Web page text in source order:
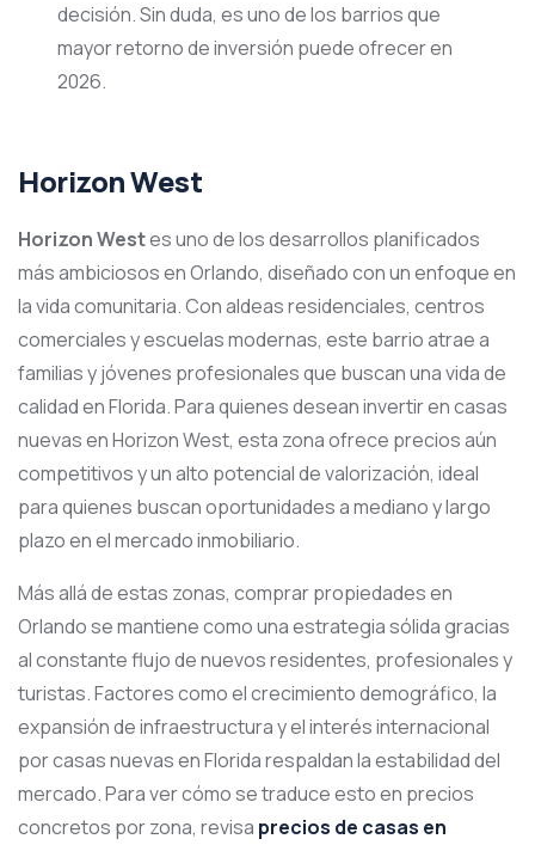
decisión. Sin duda, es uno de los barrios que
mayor retorno de inversión puede ofrecer en
2026.
Horizon West
Horizon Westes uno de los desarrollos planificados
más ambiciosos en Orlando, diseñado con un enfoque en
la vida comunitaria. Con aldeas residenciales, centros
comerciales y escuelas modernas, este barrio atrae a
familias y jóvenes profesionales que buscan una vida de
calidad en Florida. Para quienes desean invertir en casas
nuevas en Horizon West, esta zona ofrece precios aún
competitivos y un alto potencial de valorización, ideal
para quienes buscan oportunidades a mediano y largo
plazo en el mercado inmobiliario.
Más allá de estas zonas, comprar propiedades en
Orlando se mantiene como una estrategia sólida gracias
al constante flujo de nuevos residentes, profesionales y
turistas. Factores como el crecimiento demográfico, la
expansión de infraestructura y el interés internacional
por casas nuevas en Florida respaldan la estabilidad del
mercado. Para ver cómo se traduce esto en precios
concretos por zona, revisa precios de casas en